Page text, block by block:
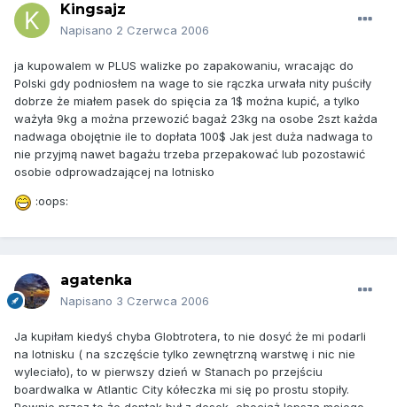
Kingsajz
Napisano 2 Czerwca 2006
ja kupowalem w PLUS walizke po zapakowaniu, wracając do
Polski gdy podniosłem na wage to sie rączka urwała nity puściły
dobrze że miałem pasek do spięcia za 1$ można kupić, a tylko
ważyła 9kg a można przewozić bagaż 23kg na osobe 2szt każda
nadwaga obojętnie ile to dopłata 100$ Jak jest duża nadwaga to
nie przyjmą nawet bagażu trzeba przepakować lub pozostawić
osobie odprowadzającej na lotnisko
:oops:
agatenka
Napisano 3 Czerwca 2006
Ja kupiłam kiedyś chyba Globtrotera, to nie dosyć że mi podarli
na lotnisku ( na szczęście tylko zewnętrzną warstwę i nic nie
wyleciało), to w pierwszy dzień w Stanach po przejściu
boardwalka w Atlantic City kółeczka mi się po prostu stopiły.